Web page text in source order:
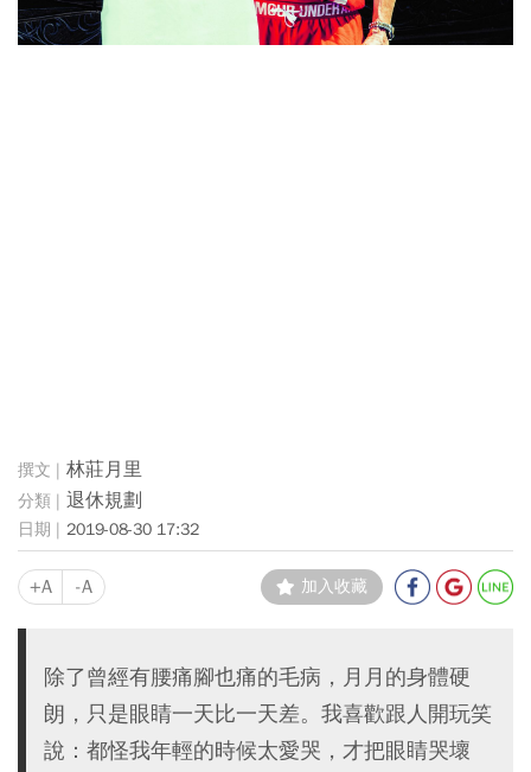
林莊月里
退休規劃
2019-08-30 17:32
+A -A 加入收藏
除了曾經有腰痛腳也痛的毛病，月月的身體硬
朗，只是眼睛一天比一天差。我喜歡跟人開玩笑
說：都怪我年輕的時候太愛哭，才把眼睛哭壞